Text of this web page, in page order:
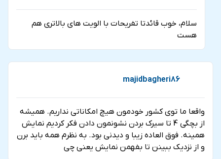
سلام، خوب قائدتا تفریحات با الویت های بالاتری هم
هست
majidbagheri86
واقعا ما توی کشور خودمون هیچ امکاناتی نداریم. همیشه
از بچگی 4 تا سیرک بردن نشونمون دادن فکر کردیم نمایش
همینه. فوق العاده زیبا و دیدنی بود. به نظرم همه باید برن
و از نزدیک ببینن تا بفهمن نمایش یعنی چی